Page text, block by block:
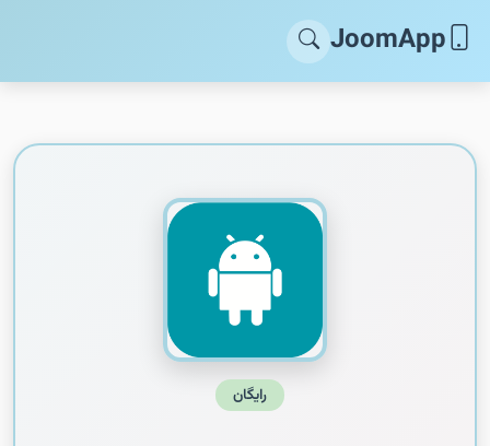
JoomApp
رایگان